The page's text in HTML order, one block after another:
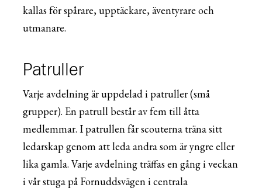
kallas för spårare, upptäckare, äventyrare och
utmanare.
Patruller
Varje avdelning är uppdelad i patruller (små
grupper). En patrull består av fem till åtta
medlemmar. I patrullen får scouterna träna sitt
ledarskap genom att leda andra som är yngre eller
lika gamla. Varje avdelning träffas en gång i veckan
i vår stuga på Fornuddsvägen i centrala